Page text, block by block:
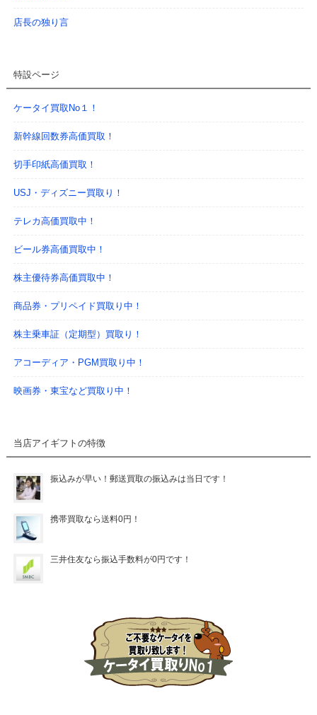
店長の独り言
特設ページ
ケータイ買取No１！
新幹線回数券高価買取！
切手印紙高価買取！
USJ・ディズニー買取り！
テレカ高価買取中！
ビール券高価買取中！
株主優待券高価買取中！
商品券・プリペイド買取り中！
株主乗車証（定期型）買取り！
アコーディア・PGM買取り中！
映画券・東宝など買取り中！
当店アイギフトの特徴
振込みが早い！郵送買取の振込みは当日です！
携帯買取なら送料0円！
三井住友なら振込手数料が0円です！